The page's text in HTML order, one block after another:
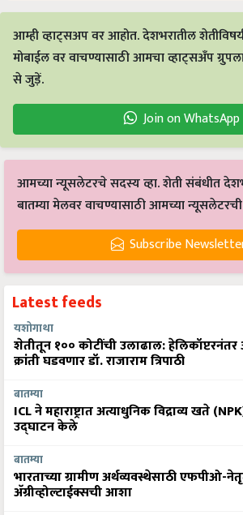
आम्ही व्हाट्सअप वर आहोत. देशभरातील
मोबाईल वर वाचण्यासाठी आमचा व्हाट्सअँप
से जुड़ें.
Join on WhatsApp
आमच्या न्यूसलेटरचे सदस्य व्हा. शेती संबंधीत
बातम्या मेलवर वाचण्यासाठी आमच्या
Subscribe
Latest feeds
यशोगाथा
शेतीतून १०० कोटींची उलाढाल:
क्रांती घडवणार डॉ. राजाराम त्रिपाठी
बातम्या
ICL ने महाराष्ट्रात अत्याधुनिक विद्राव्य खते
उद्घाटन केले
बातम्या
भारताच्या ग्रामीण अर्थव्यवस्थेसाठी एफपीओ-
अ‍ॅग्रीव्होल्टाईक्सची आशा